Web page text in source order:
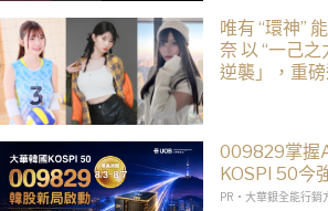
唯有 “環神”
奈 以 “一己
逆襲」，重
009829掌握
KOSPI 50今
PR・大華銀全能行銷